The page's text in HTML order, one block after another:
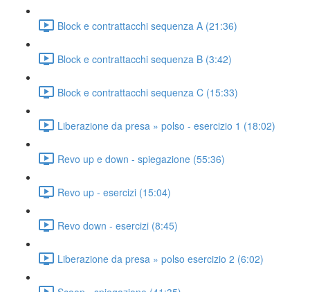
Block e contrattacchi sequenza A (21:36)
Block e contrattacchi sequenza B (3:42)
Block e contrattacchi sequenza C (15:33)
Liberazione da presa » polso - esercizio 1 (18:02)
Revo up e down - spiegazione (55:36)
Revo up - esercizi (15:04)
Revo down - esercizi (8:45)
Liberazione da presa » polso esercizio 2 (6:02)